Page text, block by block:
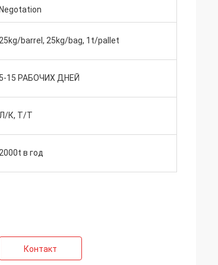
Negotation
25kg/barrel, 25kg/bag, 1t/pallet
5-15 РАБОЧИХ ДНЕЙ
Л/К, Т/Т
2000t в год
Контакт